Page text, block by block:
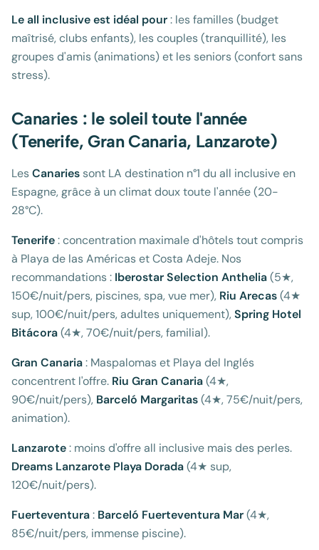
Le all inclusive est idéal pour: les familles (budget
maîtrisé, clubs enfants), les couples (tranquillité), les
groupes d'amis (animations) et les seniors (confort sans
stress).
Canaries : le soleil toute l'année
(Tenerife, Gran Canaria, Lanzarote)
LesCanaries sont LA destination n°1 du all inclusive en
Espagne, grâce à un climat doux toute l'année (20-
28°C).
Tenerife: concentration maximale d'hôtels tout compris
à Playa de las Américas et Costa Adeje. Nos
recommandations : Iberostar Selection Anthelia(5★,
150€/nuit/pers, piscines, spa, vue mer), Riu Arecas(4★
sup, 100€/nuit/pers, adultes uniquement),Spring Hotel
Bitácora(4★, 70€/nuit/pers, familial).
Gran Canaria: Maspalomas et Playa del Inglés
concentrent l'offre. Riu Gran Canaria(4★,
90€/nuit/pers), Barceló Margaritas(4★, 75€/nuit/pers,
animation).
Lanzarote: moins d'offre all inclusive mais des perles.
Dreams Lanzarote Playa Dorada(4★ sup,
120€/nuit/pers).
Fuerteventura: Barceló Fuerteventura Mar(4★,
85€/nuit/pers, immense piscine).